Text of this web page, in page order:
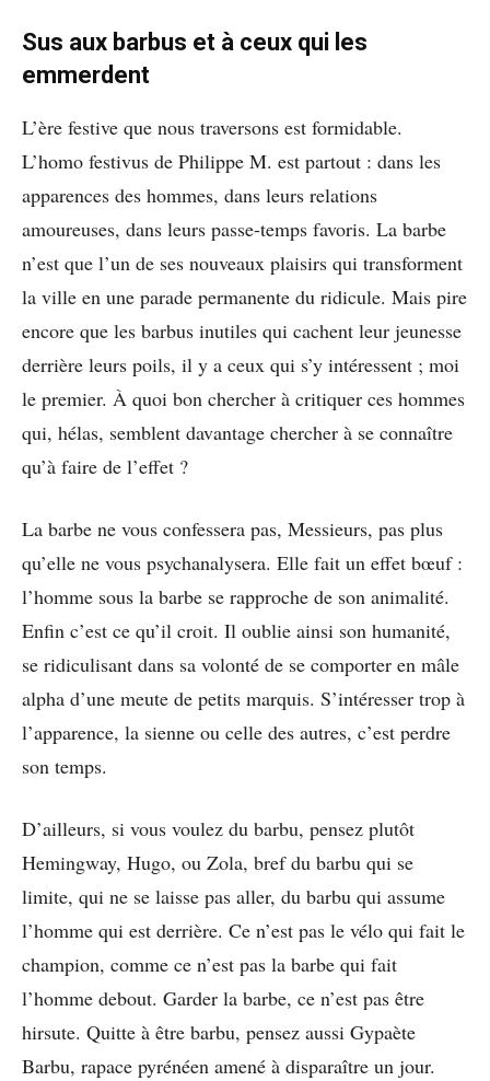
Sus aux barbus et à ceux qui les
emmerdent
L’ère festive que nous traversons est formidable.
L’homo festivus de Philippe M. est partout : dans les
apparences des hommes, dans leurs relations
amoureuses, dans leurs passe-temps favoris. La barbe
n’est que l’un de ses nouveaux plaisirs qui transforment
la ville en une parade permanente du ridicule. Mais pire
encore que les barbus inutiles qui cachent leur jeunesse
derrière leurs poils, il y a ceux qui s’y intéressent ; moi
le premier. À quoi bon chercher à critiquer ces hommes
qui, hélas, semblent davantage chercher à se connaître
qu’à faire de l’effet ?
La barbe ne vous confessera pas, Messieurs, pas plus
qu’elle ne vous psychanalysera. Elle fait un effet bœuf :
l’homme sous la barbe se rapproche de son animalité.
Enfin c’est ce qu’il croit. Il oublie ainsi son humanité,
se ridiculisant dans sa volonté de se comporter en mâle
alpha d’une meute de petits marquis. S’intéresser trop à
l’apparence, la sienne ou celle des autres, c’est perdre
son temps.
D’ailleurs, si vous voulez du barbu, pensez plutôt
Hemingway, Hugo, ou Zola, bref du barbu qui se
limite, qui ne se laisse pas aller, du barbu qui assume
l’homme qui est derrière. Ce n’est pas le vélo qui fait le
champion, comme ce n’est pas la barbe qui fait
l’homme debout. Garder la barbe, ce n’est pas être
hirsute. Quitte à être barbu, pensez aussi Gypaète
Barbu, rapace pyrénéen amené à disparaître un jour.